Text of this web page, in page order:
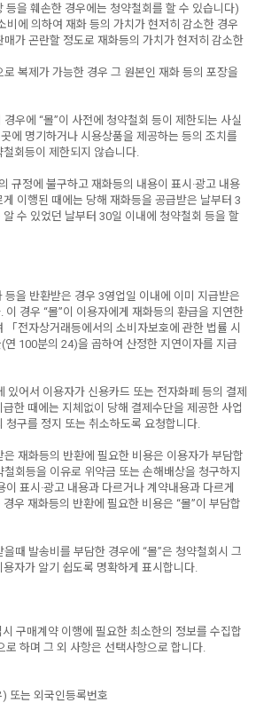
등을 훼손한 경우에는 청약철회를 할 수 있습니다)
비에 의하여 재화 등의 가치가 현저히 감소한 경우
가 곤란할 정도로 재화등의 가치가 현저히 감소한
복제가 가능한 경우 그 원본인 재화 등의 포장을
우에 “몰”이 사전에 청약철회 등이 제한되는 사실
에 명기하거나 시용상품을 제공하는 등의 조치를
회등이 제한되지 않습니다.
규정에 불구하고 재화등의 내용이 표시·광고 내용
이행된 때에는 당해 재화등을 공급받은 날부터 3
수 있었던 날부터 30일 이내에 청약철회 등을 할
을 반환받은 경우 3영업일 이내에 이미 지급받은
이 경우 “몰”이 이용자에게 재화등의 환급을 지연한
「전자상거래등에서의 소비자보호에 관한 법률 시
100분의 24)을 곱하여 산정한 지연이자를 지급
있어서 이용자가 신용카드 또는 전자화폐 등의 결제
한 때에는 지체없이 당해 결제수단을 제공한 사업
청구를 정지 또는 취소하도록 요청합니다.
재화등의 반환에 필요한 비용은 이용자가 부담합
철회등을 이유로 위약금 또는 손해배상을 청구하지
표시·광고 내용과 다르거나 계약내용과 다르게
우 재화등의 반환에 필요한 비용은 “몰”이 부담합
때 발송비를 부담한 경우에 “몰”은 청약철회시 그
자가 알기 쉽도록 명확하게 표시합니다.
구매계약 이행에 필요한 최소한의 정보를 수집합
로 하며 그 외 사항은 선택사항으로 합니다.
또는 외국인등록번호